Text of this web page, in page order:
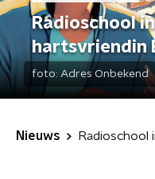
Radioschool
hartsvriendin
foto: Adres Onbekend
Nieuws